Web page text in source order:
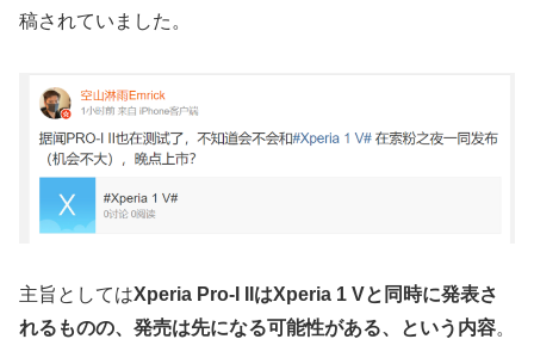
稿されていました。
主旨としてはXperia Pro-I IIはXperia 1 Vと同時に発表さ
れるものの、発売は先になる可能性がある、という内容。